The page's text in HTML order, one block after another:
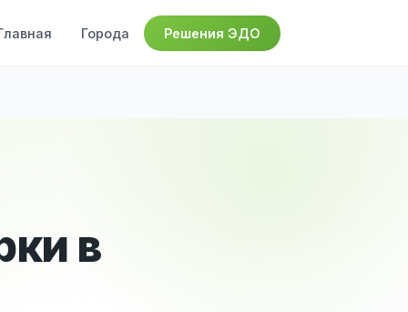
Города Решения ЭДО
в